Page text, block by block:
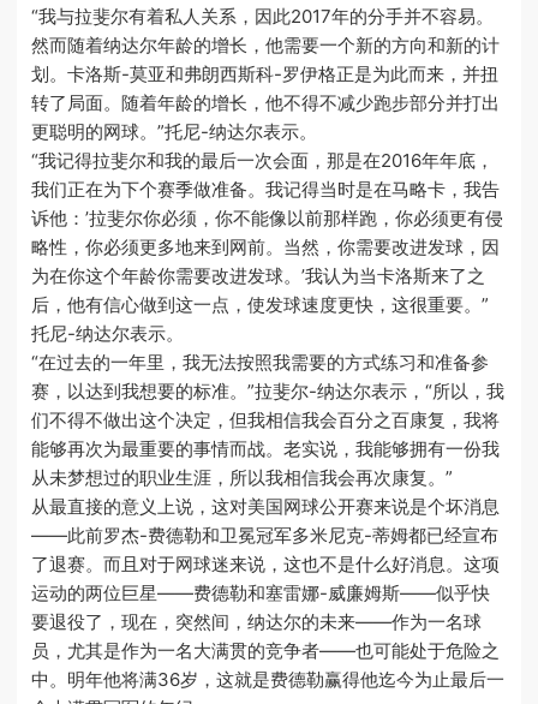
“我与拉斐尔有着私人关系，因此2017年的分手并不容易。
然而随着纳达尔年龄的增长，他需要一个新的方向和新的计
划。卡洛斯-莫亚和弗朗西斯科-罗伊格正是为此而来，并扭
转了局面。随着年龄的增长，他不得不减少跑步部分并打出
更聪明的网球。”托尼-纳达尔表示。
“我记得拉斐尔和我的最后一次会面，那是在2016年年底，
我们正在为下个赛季做准备。我记得当时是在马略卡，我告
诉他：’拉斐尔你必须，你不能像以前那样跑，你必须更有侵
略性，你必须更多地来到网前。当然，你需要改进发球，因
为在你这个年龄你需要改进发球。’我认为当卡洛斯来了之
后，他有信心做到这一点，使发球速度更快，这很重要。”
托尼-纳达尔表示。
“在过去的一年里，我无法按照我需要的方式练习和准备参
赛，以达到我想要的标准。”拉斐尔-纳达尔表示，“所以，我
们不得不做出这个决定，但我相信我会百分之百康复，我将
能够再次为最重要的事情而战。老实说，我能够拥有一份我
从未梦想过的职业生涯，所以我相信我会再次康复。”
从最直接的意义上说，这对美国网球公开赛来说是个坏消息
——此前罗杰-费德勒和卫冕冠军多米尼克-蒂姆都已经宣布
了退赛。而且对于网球迷来说，这也不是什么好消息。这项
运动的两位巨星——费德勒和塞雷娜-威廉姆斯——似乎快
要退役了，现在，突然间，纳达尔的未来——作为一名球
员，尤其是作为一名大满贯的竞争者——也可能处于危险之
中。明年他将满36岁，这就是费德勒赢得他迄今为止最后一